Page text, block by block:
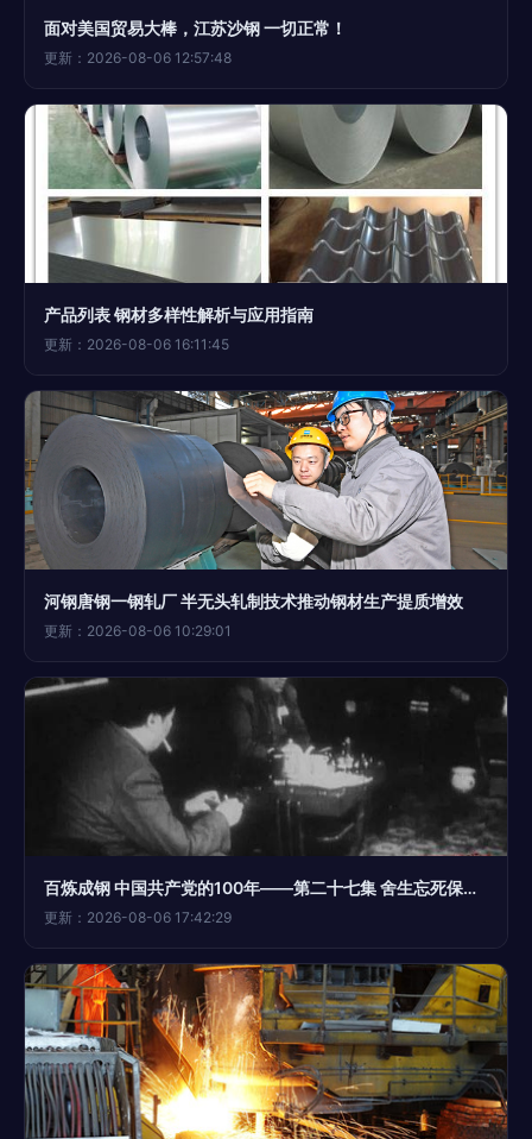
面对美国贸易大棒，江苏沙钢 一切正常！
更新：2026-08-06 12:57:48
产品列表 钢材多样性解析与应用指南
更新：2026-08-06 16:11:45
河钢唐钢一钢轧厂 半无头轧制技术推动钢材生产提质增效
更新：2026-08-06 10:29:01
百炼成钢 中国共产党的100年——第二十七集 舍生忘死保和平
更新：2026-08-06 17:42:29